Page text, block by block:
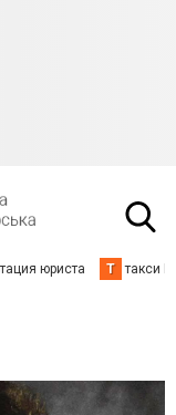
юриста Т такси